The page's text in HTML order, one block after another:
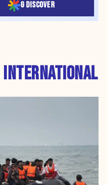
G DISCOVER
INTERNATIONAL